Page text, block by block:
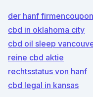
der hanf firmencoupon
cbd in oklahoma city
cbd oil sleep
reine cbd aktie
rechtsstatus von hanf
cbd legal in kansas